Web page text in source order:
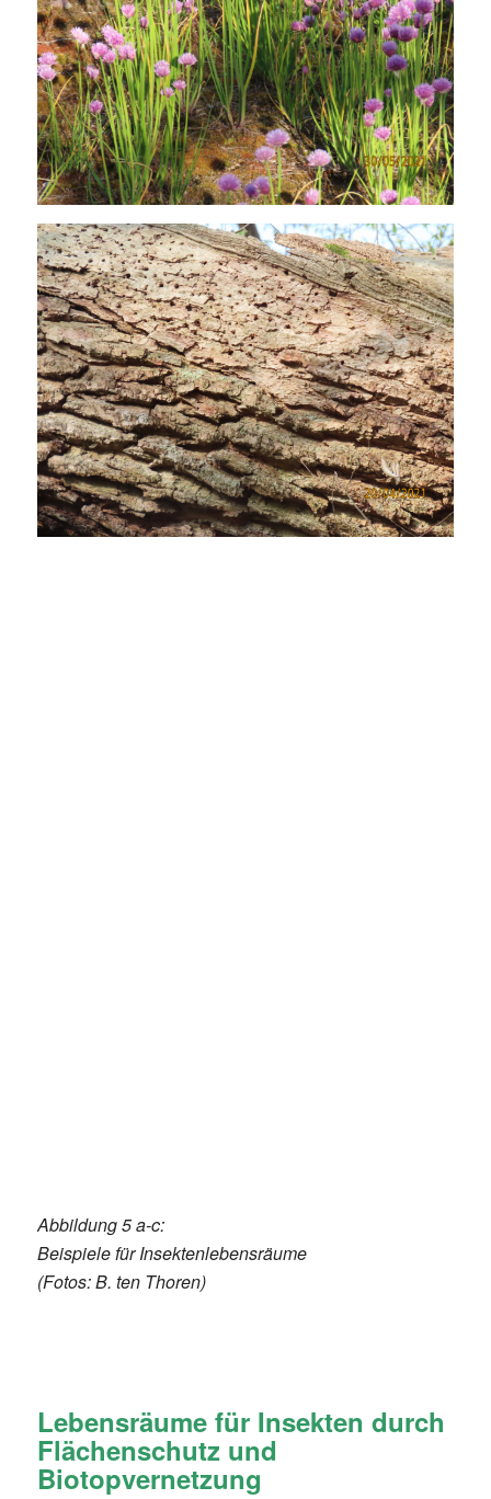
Abbildung 5 a-c:
Beispiele für Insektenlebensräume
(Fotos: B. ten Thoren)
Lebensräume für Insekten durch
Flächenschutz und
Biotopvernetzung